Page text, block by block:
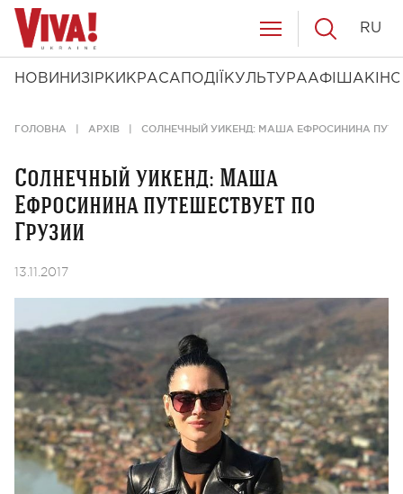
НОВИНИ ЗІРКИ КРАСА ПОДІЇ КУЛЬТУРААФІША КІНО
RU
ГОЛОВНА АРХІВ СОЛНЕЧНЫЙ УИКЕНД: МАША ЕФРОСИНИНА
Солнечный уикенд: Маша
Ефросинина путешествует по
Грузии
13.11.2017